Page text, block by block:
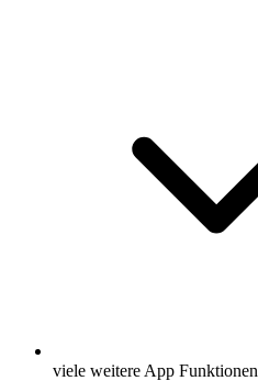
viele weitere App Funktionen